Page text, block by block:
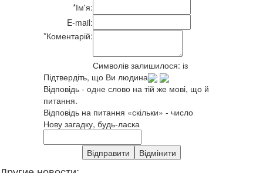
*Ім'я:
E-mail:
*Коментарій:
Символів залишилося: із
Підтвердіть, що Ви людина
Відповідь - одне слово на тій же мові, що й
питання.
Відповідь на питання «скільки» - число
Нову загадку, будь-ласка